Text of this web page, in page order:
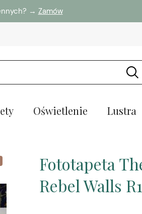
→ Zamów
Oświetlenie Lustra
Fototapeta
Rebel Walls